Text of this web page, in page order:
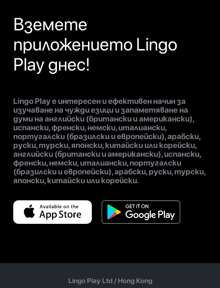
Вземете
приложението Lingo
Play днес!
Lingo Play е интересен и ефективен начин за
изучаване на чужди езици и запаметяване на
думи на английски (британски и американски),
испански, френски, немски, италиански,
португалски (бразилски и европейски), арабски,
руски, турски, японски, китайски или корейски,
английски (британски и американски), испански,
френски, немски, италиански, португалски
(бразилски и европейски), арабски, руски, турски,
японски, китайски или корейски.
Lingo Play Ltd / Hong Kong